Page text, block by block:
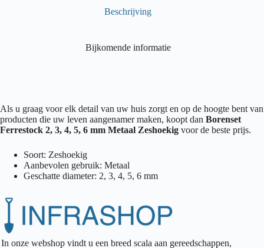
Beschrijving
Bijkomende informatie
Als u graag voor elk detail van uw huis zorgt en op de hoogte bent van
producten die uw leven aangenamer maken, koopt dan Borenset
Ferrestock 2, 3, 4, 5, 6 mm Metaal Zeshoekig voor de beste prijs.
Soort: Zeshoekig
Aanbevolen gebruik: Metaal
Geschatte diameter: 2, 3, 4, 5, 6 mm
In onze webshop vindt u een breed scala aan gereedschappen,